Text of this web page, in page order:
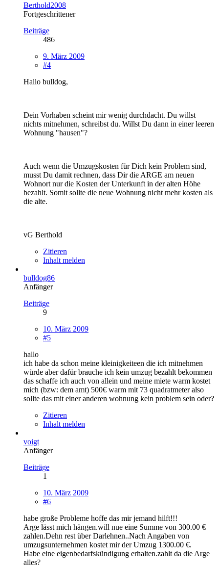
Berthold2008
Fortgeschrittener
Beiträge
486
9. März 2009
#4
Hallo bulldog,
Dein Vorhaben scheint mir wenig durchdacht. Du willst
nichts mitnehmen, schreibst du. Willst Du dann in einer leeren
Wohnung "hausen"?
Auch wenn die Umzugskosten für Dich kein Problem sind,
musst Du damit rechnen, dass Dir die ARGE am neuen
Wohnort nur die Kosten der Unterkunft in der alten Höhe
bezahlt. Somit sollte die neue Wohnung nicht mehr kosten als
die alte.
vG Berthold
Zitieren
Inhalt melden
bulldog86
Anfänger
Beiträge
9
10. März 2009
#5
hallo
ich habe da schon meine kleinigkeiteen die ich mitnehmen
würde aber dafür brauche ich kein umzug bezahlt bekommen
das schaffe ich auch von allein und meine miete warm kostet
mich (bzw: dem amt) 500€ warm mit 73 quadratmeter also
sollte das mit einer anderen wohnung kein problem sein oder?
Zitieren
Inhalt melden
voigt
Anfänger
Beiträge
1
10. März 2009
#6
habe große Probleme hoffe das mir jemand hilft!!!
Arge lässt mich hängen.will nue eine Summe von 300.00 €
zahlen.Dehn rest über Darlehnen..Nach Angaben von
umzugsunternehmen kostet mir der Umzug 1300.00 €.
Habe eine eigenbedarfskündigung erhalten.zahlt da die Arge
alles?